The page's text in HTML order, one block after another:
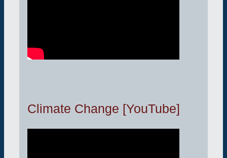
Climate Change [YouTube]